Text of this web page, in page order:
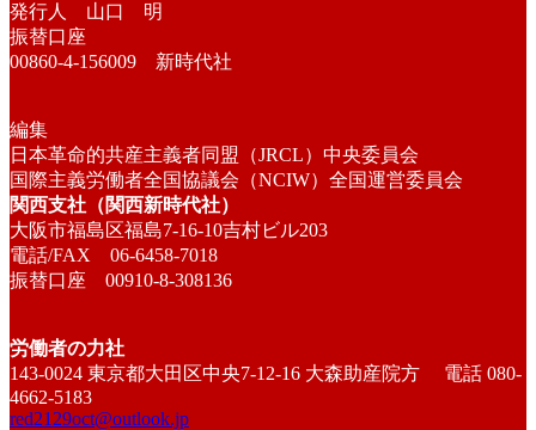
発行人 山口 明
振替口座
00860-4-156009 新時代社
編集
日本革命的共産主義者同盟（JRCL）中央委員会
国際主義労働者全国協議会（NCIW）全国運営委員会
関西支社（関西新時代社）
大阪市福島区福島7-16-10吉村ビル203
電話/FAX 06-6458-7018
振替口座 00910-8-308136
労働者の力社
143-0024 東京都大田区中央7-12-16 大森助産院方 電話 080-
4662-5183
red2129oct@outlook.jp